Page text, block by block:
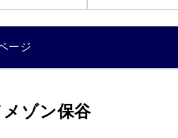
ージ
ゾン保谷